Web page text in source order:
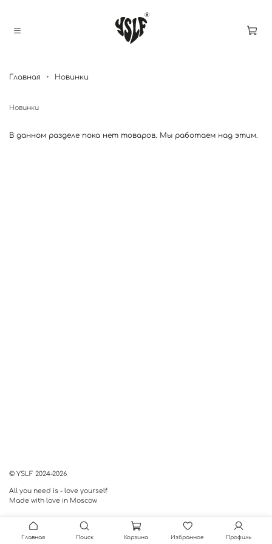
Главная Новинки
Новинки
В данном разделе пока нет товаров. Мы работаем над этим.
© YSLF 2024-2026
All you need is - love yourself
Made with love in Moscow
Главная Поиск Корзина Избранное Профиль